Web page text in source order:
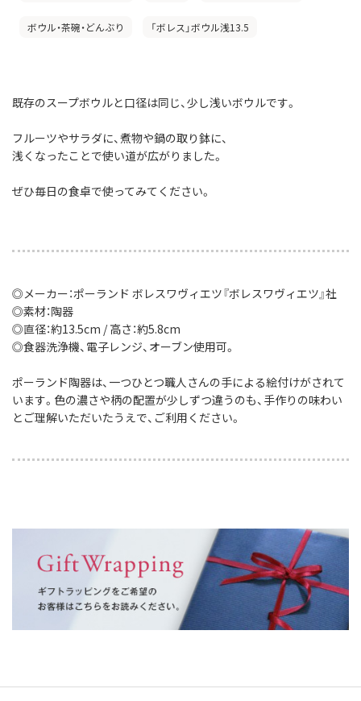
ボウル・茶碗・どんぶり 「ボレス」ボウル浅13.5
既存のスープボウルと口径は同じ、少し浅いボウルです。
フルーツやサラダに、煮物や鍋の取り鉢に、
浅くなったことで使い道が広がりました。
ぜひ毎日の食卓で使ってみてください。
◎メーカー：ポーランド ボレスワヴィエツ『ボレスワヴィエツ』社
◎素材：陶器
◎直径：約13.5cm / 高さ：約5.8cm
◎食器洗浄機、電子レンジ、オーブン使用可。
ポーランド陶器は、一つひとつ職人さんの手による絵付けがされて
います。色の濃さや柄の配置が少しずつ違うのも、手作りの味わい
とご理解いただいたうえで、ご利用ください。